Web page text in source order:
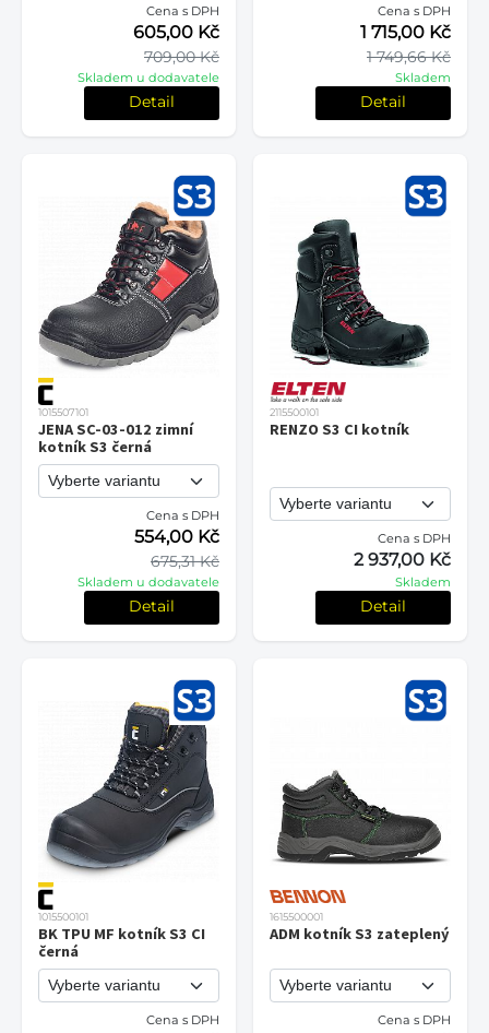
Cena s DPH
709,00 Kč
605,00 Kč
Skladem u dodavatele
Detail
Cena s DPH
1 749,66 Kč
1 715,00 Kč
Skladem
Detail
1015507101
JENA SC-03-012 zimní
kotník S3 černá
Cena s DPH
675,31 Kč
554,00 Kč
Skladem u dodavatele
Detail
2115500101
RENZO S3 CI kotník
Cena s DPH
2 937,00 Kč
Skladem
Detail
1015500101
BK TPU MF kotník S3 CI
černá
Cena s DPH
1615500001
ADM kotník S3 zateplený
Cena s DPH